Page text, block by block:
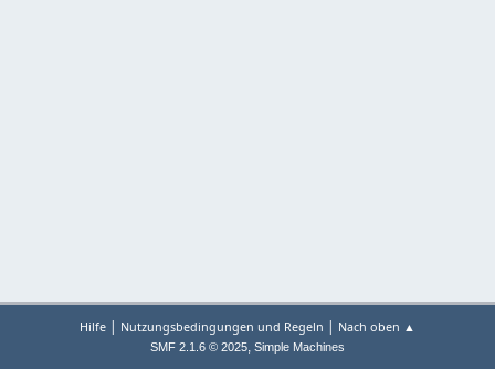
Hilfe | Nutzungsbedingungen und Regeln | Nach oben ▲
SMF 2.1.6 © 2025, Simple Machines